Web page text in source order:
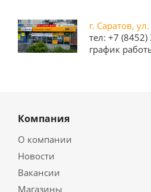
г. Саратов,
тел: +7
график
Компания
О компании
Новости
Вакансии
Магазины